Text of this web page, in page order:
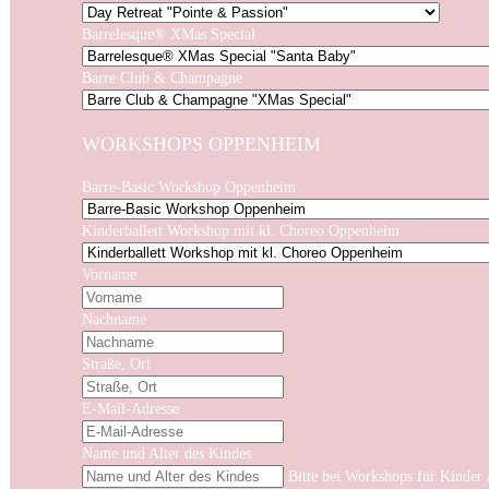
Barrelesque® XMas Special
Barre Club & Champagne
WORKSHOPS OPPENHEIM
Barre-Basic Workshop Oppenheim
Kinderballett Workshop mit kl. Choreo Oppenheim
Vorname
Nachname
Straße, Ort
E-Mail-Adresse
Name und Alter des Kindes
Bitte bei Workshops für Kinder